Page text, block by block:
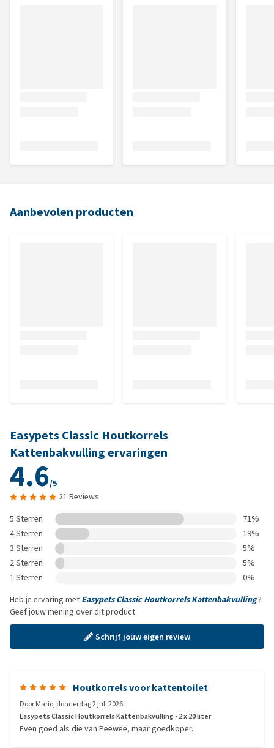
Aanbevolen producten
Easypets Classic Houtkorrels
Kattenbakvulling ervaringen
4.6/5
21 Reviews
5 Sterren
71%
4 Sterren
19%
3 Sterren
5%
2 Sterren
5%
1 Sterren
0%
Heb je ervaring met Easypets Classic Houtkorrels Kattenbakvulling?
Geef jouw mening over dit product
Schrijf jouw eigen review
Houtkorrels voor kattentoilet
DoorMario, donderdag 2 juli 2026
Easypets Classic Houtkorrels Kattenbakvulling - 2 x 20 liter
Even goed als die van Peewee, maar goedkoper.